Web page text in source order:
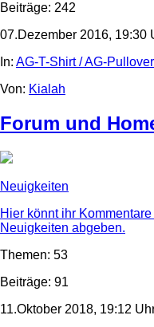
Beiträge: 242
07.Dezember 2016, 19:30
In: AG-T-Shirt / AG-
Von: Kialah
Forum und
Neuigkeiten
Hier könnt ihr
Neuigkeiten abgeben.
Themen: 53
Beiträge: 91
11.Oktober 2018, 19:12